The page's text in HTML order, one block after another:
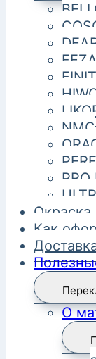
NMC
PRO
Окраска
Как
О